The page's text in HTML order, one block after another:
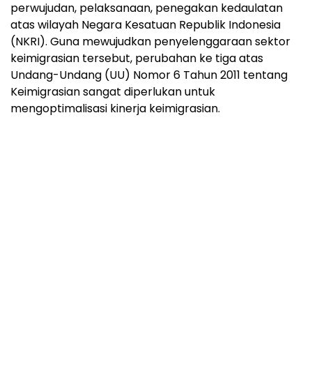
perwujudan, pelaksanaan, penegakan kedaulatan
atas wilayah Negara Kesatuan Republik Indonesia
(NKRI). Guna mewujudkan penyelenggaraan sektor
keimigrasian tersebut, perubahan ke tiga atas
Undang-Undang (UU) Nomor 6 Tahun 2011 tentang
Keimigrasian sangat diperlukan untuk
mengoptimalisasi kinerja keimigrasian.